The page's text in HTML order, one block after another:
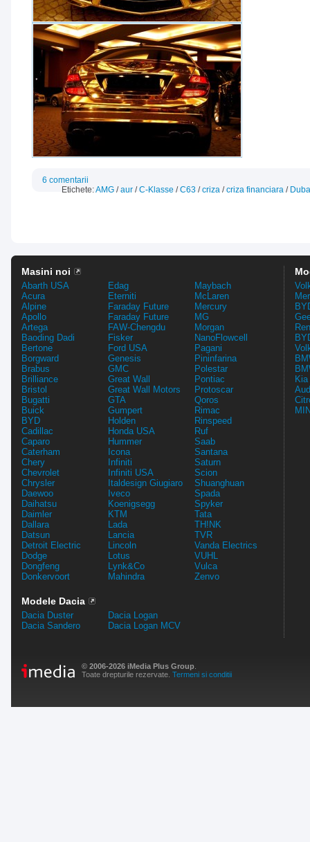
6 comentarii
Etichete:AMG /aur /C-Klasse /C63 /criza /criza financiara /
Masini noi
Abarth USA
Acura
Alpine
Apollo
Artega
Baoding Dadi
Bertone
Borgward
Brabus
Brilliance
Bristol
Bugatti
Buick
BYD
Cadillac
Caparo
Caterham
Chery
Chevrolet
Chrysler
Daewoo
Daihatsu
Daimler
Dallara
Datsun
Detroit Electric
Dodge
Dongfeng
Donkervoort
Edag
Eterniti
Faraday Future
Faraday Future
FAW-Chengdu
Fisker
Ford USA
Genesis
GMC
Great Wall
Great Wall Motors
GTA
Gumpert
Holden
Honda USA
Hummer
Icona
Infiniti
Infiniti USA
Italdesign Giugiaro
Iveco
Koenigsegg
KTM
Lada
Lancia
Lincoln
Lotus
Lynk&Co
Mahindra
Maybach
McLaren
Mercury
MG
Morgan
NanoFlowcell
Pagani
Pininfarina
Polestar
Pontiac
Protoscar
Qoros
Rimac
Rinspeed
Ruf
Saab
Santana
Saturn
Scion
Shuanghuan
Spada
Spyker
Tata
TH!NK
TVR
Vanda Electrics
VUHL
Vulca
Zenvo
Modele Dacia
Dacia Duster
Dacia Sandero
Dacia Logan
Dacia Logan MCV
© 2006-2026 iMedia Plus Group
Toate drepturile rezervate. Termeni si conditii